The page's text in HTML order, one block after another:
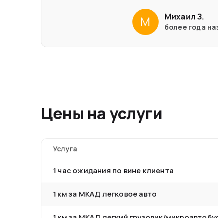
М Михаил З.
более года
Цены на услуги
Услуга
1 час ожидания по вине клиента
1 км за МКАД легковое авто